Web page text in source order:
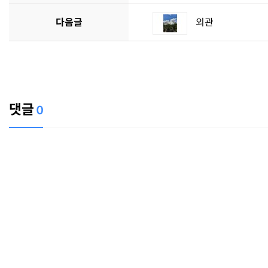
다음글 외관
댓글 0